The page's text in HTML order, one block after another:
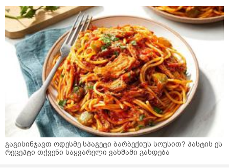
გაგისინჯავთ ოდესმე სპაგეტი ბარბექიუს სოუსით? პასტის ეს
რეცეპტი თქვენი საყვარელი ვახშამი გახდება